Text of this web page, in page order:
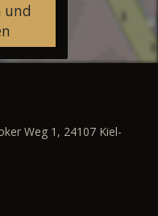
und
Weg 1, 24107 Kiel-